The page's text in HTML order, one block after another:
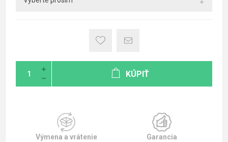
KÚPIŤ
Výmena a vrátenie
Garancia